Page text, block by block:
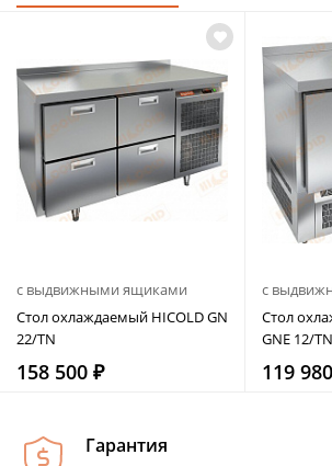
с выдвижными ящиками
Стол охлаждаемый HICOLD GN
22/TN
158 500 ₽
с
Стол
GNE 12/TN
119
Гарантия